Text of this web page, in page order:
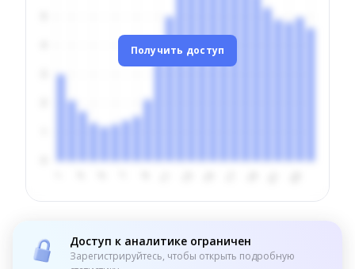
Получить доступ
Доступ к аналитике ограничен
Зарегистрируйтесь, чтобы открыть подробную